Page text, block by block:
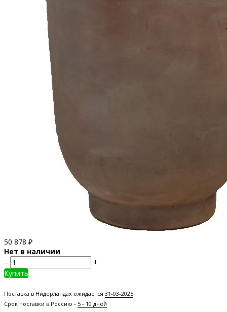
50 878 ₽
Нет в наличии
–
+
Купить
Поставка в Нидерландах ожидается 31-03-2025
Срок поставки в Россию - 5 - 10 дней